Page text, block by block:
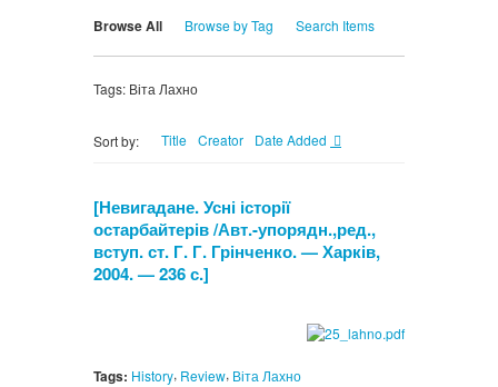
Browse All Browse by Tag Search Items
Tags: Віта Лахно
Sort by: Title Creator Date Added
[Невигадане. Усні історії
остарбайтерів /Авт.-упорядн.,ред.,
вступ. ст. Г. Г. Грінченко. — Харків,
2004. — 236 с.]
Tags: History, Review, Віта Лахно